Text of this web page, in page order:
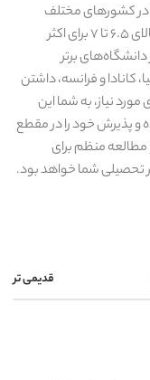
در کشورهای مختلف
ممکن است متغیر باشد، اما به‌ طور کلی نمره‌ای بالای ۶.۵ تا ۷ برای اکثر
برتر
کانادا و فرانسه، داشتن
نیاز، به شما این
و پذیرش خود را در مقطع
مطالعه منظم برای
تحصیلی شما خواهد بود.
قدیمی تر